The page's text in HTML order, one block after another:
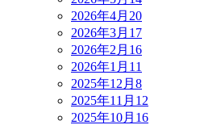
2026年4月 20
2026年3月 17
2026年2月 16
2026年1月 11
2025年12月 8
2025年11月 12
2025年10月 16